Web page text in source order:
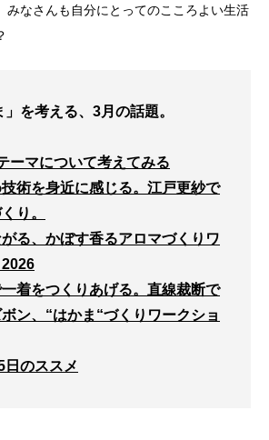
みなさんも自分にとってのこころよい生活
」を考える、3月の話題。
ーマについて考えてみる
技術を身近に感じる。江戸更紗で
り。
がる、かぼす香るアロマづくりワ
一着をつくりあげる。直線裁断で
ン、“はかま“づくりワークショ
日のススメ